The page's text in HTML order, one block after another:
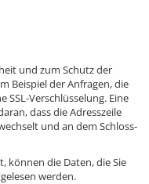
und zum Schutz der
Beispiel der Anfragen, die
SSL-Verschlüsselung. Eine
dass die Adresszeile
und an dem Schloss-
können die Daten, die Sie
werden.